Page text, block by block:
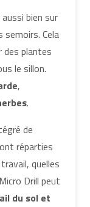
bien sur
Cela
des plantes
le sillon.
,
.
de
réparties
quelles
Drill peut
du sol et